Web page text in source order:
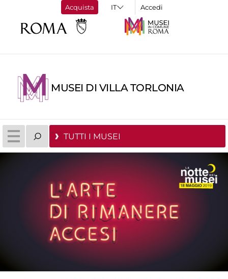
Acquista Accedi
MUSEI DI VILLA TORLONIA
TUTTI I MUSEI